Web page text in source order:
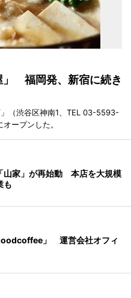
」 福岡発、新宿に続き
（渋谷区神南1、TEL 03-5593-
ープンした。
山家」が再始動 本店を大規模
も
」 運営会社オフィ